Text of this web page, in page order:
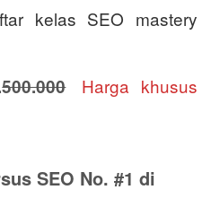
kelas SEO mastery
500.000
Harga khusus
SEO No. #1 di